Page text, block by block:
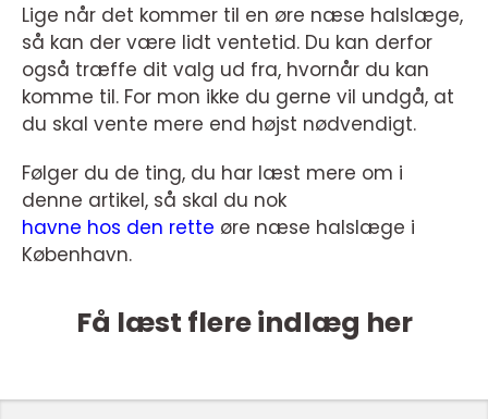
Lige når det kommer til en øre næse halslæge,
så kan der være lidt ventetid. Du kan derfor
også træffe dit valg ud fra, hvornår du kan
komme til. For mon ikke du gerne vil undgå, at
du skal vente mere end højst nødvendigt.
Følger du de ting, du har læst mere om i
denne artikel, så skal du nok
havne hos den rette øre næse halslæge i
København.
Få læst flere indlæg her